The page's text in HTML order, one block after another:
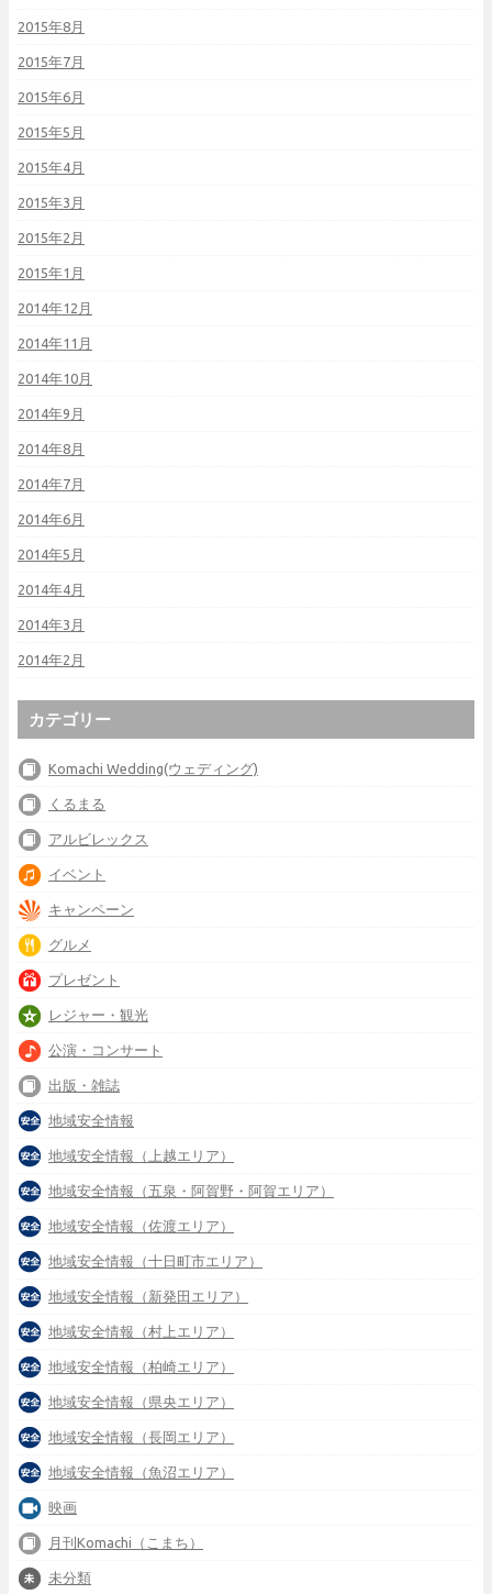
2015年8月
2015年7月
2015年6月
2015年5月
2015年4月
2015年3月
2015年2月
2015年1月
2014年12月
2014年11月
2014年10月
2014年9月
2014年8月
2014年7月
2014年6月
2014年5月
2014年4月
2014年3月
2014年2月
カテゴリー
Komachi Wedding(ウェディング)
くるまる
アルビレックス
イベント
キャンペーン
グルメ
プレゼント
レジャー・観光
公演・コンサート
出版・雑誌
地域安全情報
地域安全情報（上越エリア）
地域安全情報（五泉・阿賀野・阿賀エリア）
地域安全情報（佐渡エリア）
地域安全情報（十日町市エリア）
地域安全情報（新発田エリア）
地域安全情報（村上エリア）
地域安全情報（柏崎エリア）
地域安全情報（県央エリア）
地域安全情報（長岡エリア）
地域安全情報（魚沼エリア）
映画
月刊Komachi（こまち）
未分類